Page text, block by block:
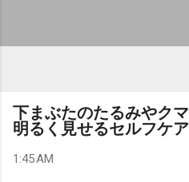
下まぶたのたるみやク
明るく見せるセルフケ
1:45 AM